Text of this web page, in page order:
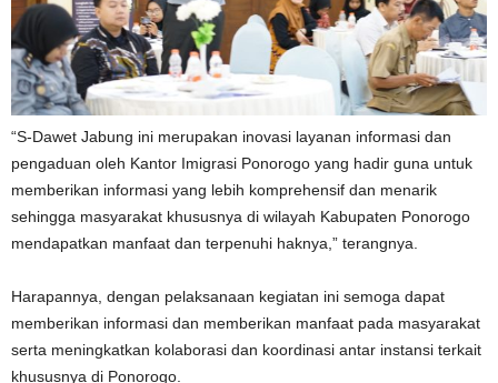
“S-Dawet Jabung ini merupakan inovasi layanan informasi dan
pengaduan oleh Kantor Imigrasi Ponorogo yang hadir guna untuk
memberikan informasi yang lebih komprehensif dan menarik
sehingga masyarakat khususnya di wilayah Kabupaten Ponorogo
mendapatkan manfaat dan terpenuhi haknya,” terangnya.
Harapannya, dengan pelaksanaan kegiatan ini semoga dapat
memberikan informasi dan memberikan manfaat pada masyarakat
serta meningkatkan kolaborasi dan koordinasi antar instansi terkait
khususnya di Ponorogo.